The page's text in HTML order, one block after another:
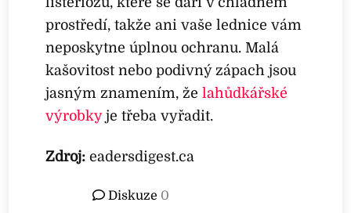
prostředí, takže ani vaše lednice vám
neposkytne úplnou ochranu. Malá
kašovitost nebo podivný zápach jsou
jasným znamením, želahůdkářské
výrobkyje třeba vyřadit.
Zdroj:eadersdigest.ca
Diskuze 0